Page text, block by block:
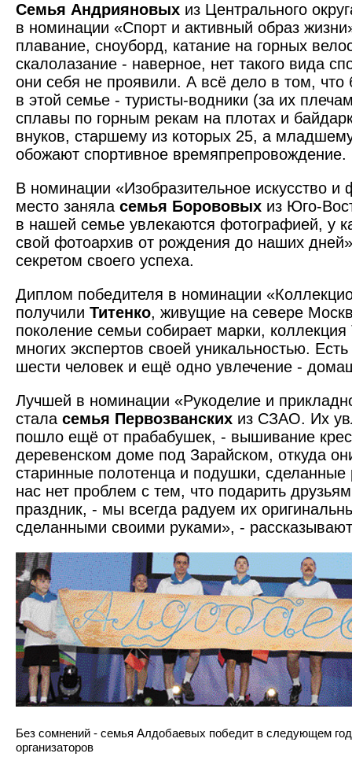
Семья Андрияновых из Центрального
в номинации «Спорт и активный образ
плавание, сноуборд, катание на горных
скалолазание - наверное, нет такого вида
они себя не проявили. А всё дело в том,
в этой семье - туристы-водники (за их
сплавы по горным рекам на плотах и
внуков, старшему из которых 25, а
обожают спортивное времяпрепровождение.
В номинации «Изобразительное искусство и
место заняла семья Борововых из Юго-
в нашей семье увлекаются фотографией, у
свой фото­архив от рождения до наших
секретом своего успеха.
Диплом победителя в номинации
получили Титенко, живущие на севере
поколение семьи собирает марки, коллекция
многих экспертов своей уникальностью.
шести человек и ещё одно увлечение -
Лучшей в номинации «Рукоделие и
стала семья Первозванских из СЗАО. Их
пошло ещё от прабабушек, - вышивание
деревенском доме под Зарайском, откуда
старинные полотенца и подушки, сделанные
нас нет проблем с тем, что подарить
праздник, - мы всегда радуем их
сделанными своими руками», -
Без сомнений - семья Алдобаевых победит в следующем
организаторов